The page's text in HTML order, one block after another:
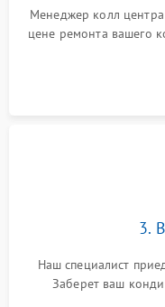
Менеджер колл
цене ремонта вашего
3.
Наш специалист
Заберет ваш